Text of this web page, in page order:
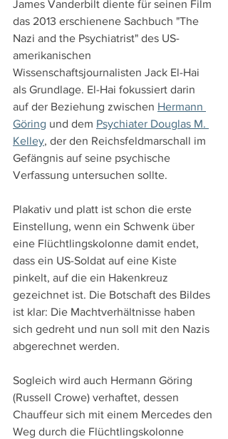
James Vanderbilt diente für seinen Film
das 2013 erschienene Sachbuch "The
Nazi and the Psychiatrist" des US-
amerikanischen
Wissenschaftsjournalisten Jack El-Hai
als Grundlage. El-Hai fokussiert darin
auf der Beziehung zwischen Hermann
Göring und dem Psychiater Douglas M.
Kelley, der den Reichsfeldmarschall im
Gefängnis auf seine psychische
Verfassung untersuchen sollte.
Plakativ und platt ist schon die erste
Einstellung, wenn ein Schwenk über
eine Flüchtlingskolonne damit endet,
dass ein US-Soldat auf eine Kiste
pinkelt, auf die ein Hakenkreuz
gezeichnet ist. Die Botschaft des Bildes
ist klar: Die Machtverhältnisse haben
sich gedreht und nun soll mit den Nazis
abgerechnet werden.
Sogleich wird auch Hermann Göring
(Russell Crowe) verhaftet, dessen
Chauffeur sich mit einem Mercedes den
Weg durch die Flüchtlingskolonne